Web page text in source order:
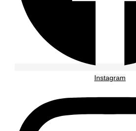
Instagram